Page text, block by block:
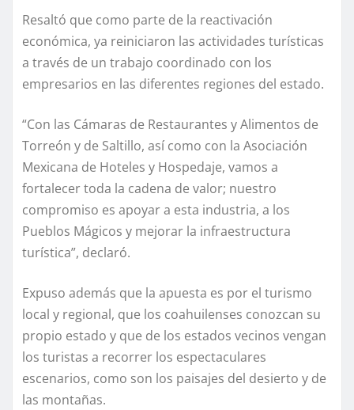
Resaltó que como parte de la reactivación
económica, ya reiniciaron las actividades turísticas
a través de un trabajo coordinado con los
empresarios en las diferentes regiones del estado.
“Con las Cámaras de Restaurantes y Alimentos de
Torreón y de Saltillo, así como con la Asociación
Mexicana de Hoteles y Hospedaje, vamos a
fortalecer toda la cadena de valor; nuestro
compromiso es apoyar a esta industria, a los
Pueblos Mágicos y mejorar la infraestructura
turística”, declaró.
Expuso además que la apuesta es por el turismo
local y regional, que los coahuilenses conozcan su
propio estado y que de los estados vecinos vengan
los turistas a recorrer los espectaculares
escenarios, como son los paisajes del desierto y de
las montañas.